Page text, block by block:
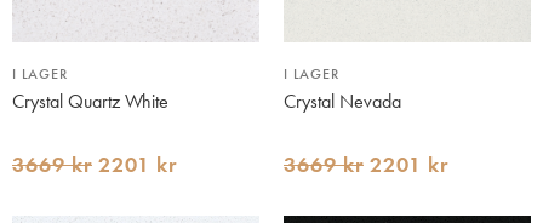
I LAGER
Crystal Quartz White
3669 kr 2201 kr
I LAGER
Crystal Nevada
3669 kr 2201 kr